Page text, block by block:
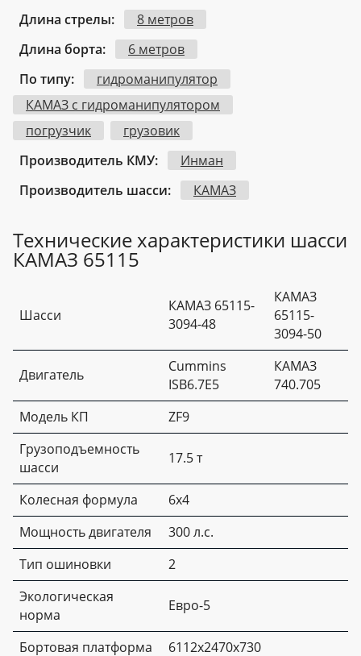
Длина стрелы:
8 метров
Длина борта:
6 метров
По типу:
гидроманипулятор
КАМАЗ с гидроманипулятором
погрузчик
грузовик
Производитель КМУ:
Инман
Производитель шасси:
КАМАЗ
Технические характеристики шасси
КАМАЗ 65115
Шасси
КАМАЗ 65115-
3094-48
КАМАЗ
65115-
3094-50
Двигатель
Cummins
ISB6.7Е5
КАМАЗ
740.705
Модель КП
ZF9
Грузоподъемность
шасси
17.5 т
Колесная формула
6х4
Мощность двигателя
300 л.с.
Тип ошиновки
2
Экологическая
норма
Евро-5
Бортовая платформа 6112х2470х730